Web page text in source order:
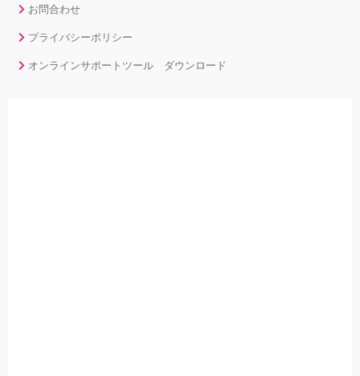
お問合わせ
プライバシーポリシー
オンラインサポートツール ダウンロード